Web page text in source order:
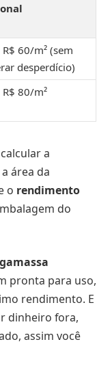
R$ 60/m² (sem
desperdício)
R$ 80/m²
a
área da
o rendimento
do
pronta para uso,
rendimento. E
dinheiro fora,
assim você